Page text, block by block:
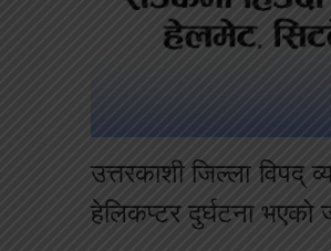
उत्तरकाशी जिल्ला विपद्
हेलिकप्टर दुर्घटना भएको